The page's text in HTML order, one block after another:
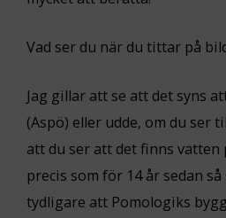
Vad ser du när du tittar på
Jag gillar att se att det syns
(Aspö) eller udde, om du ser
att du ser att det finns vatten
precis som för 14 år sedan
tydligare att Pomologiks